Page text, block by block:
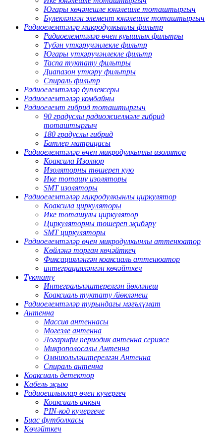
Югары көчәнешле юнәлешле тоташтыргыч
Бүлекләнгән элемент юнәлешле тоташтыргыч
Радиоелемтәләр микродулкынлы фильтр
Радиоелемтәләр өчен куышлык фильтры
Түбән үткәрүчәнлекле фильтр
Югары үткәрүчәнлекле фильтр
Таспа туктату фильтры
Диапазон үткәрү фильтры
Спираль фильтр
Радиоелемтәләр дуплексеры
Радиоелемтәләр комбайны
Радиоелемт гибрид тоташтыргыч
90 градуслы радиожиелмәле гибрид
тоташтыргыч
180 градуслы гибрид
Батлер матрицасы
Радиоелемтәләр өчен микродулкынлы изолятор
Коаксила Изоляор
Изоляторны төшереп кую
Ике тоташу изоляторы
SMT изоляторы
Радиоелемтәләр микродулкынлы циркулятор
Коаксила циркуляторы
Ике тоташулы циркулятор
Циркуляторны төшереп җибәрү
SMT циркуляторы
Радиоелемтәләр өчен микродулкынлы аттенюатор
Көйләнә торган көчәйткеч
Фиксацияләнгән коаксиаль аттенюатор
интеграцияләнгән көчәйткеч
Туктату
Интегральләштерелгән йөкләнеш
Коаксиаль туктату /йөкләнеш
Радиоелемтәләр турындагы мәгълүмат
Антенна
Массив антеннасы
Мөгезле антенна
Логарифм периодик антенна сериясе
Микрополосалы Антенна
Омниюльләштерелгән Антенна
Спираль антенна
Коаксиаль детектор
Кабель җыю
Радиоешлыклар өчен күчергеч
Коаксиаль ачкыч
PIN-код күчергече
Биас футболкасы
Көчәйткеч